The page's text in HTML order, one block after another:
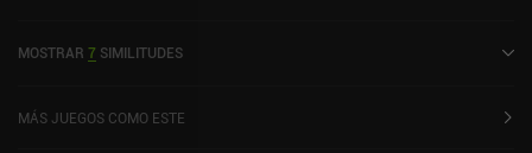
de 4,3 sobre 5,0 en la App Store de iOS.
MOSTRAR 7 SIMILITUDES
MÁS JUEGOS COMO ESTE